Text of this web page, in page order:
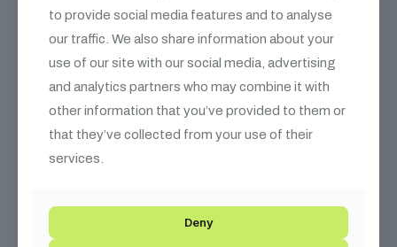
Kapcsolódótermékek
to provide social media features and to analyse
our traffic. We also share information about your
use of our site with our social media, advertising
and analytics partners who may combine it with
other information that you’ve provided to them or
that they’ve collected from your use of their
services.
Deny